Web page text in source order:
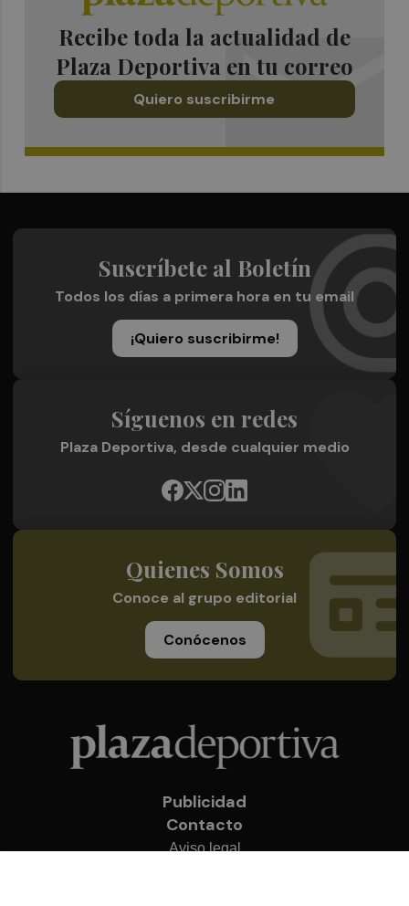
Recibe toda la actualidad de
Plaza Deportiva en tu correo
Quiero suscribirme
Suscríbete al Boletín
Todos los días a primera hora en tu email
¡Quiero suscribirme!
Síguenos en redes
Plaza Deportiva, desde cualquier medio
Quienes Somos
Conoce al grupo editorial
Conócenos
Publicidad
Contacto
Aviso legal